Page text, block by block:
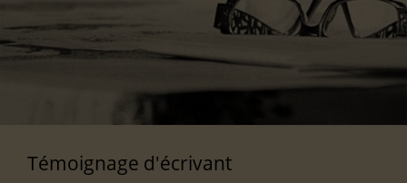
Témoignage d'écrivant